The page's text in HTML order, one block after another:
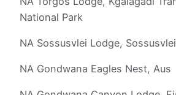
National Park
NA Sossusvlei Lodge, Sossusvlei
NA Gondwana Eagles Nest, Aus